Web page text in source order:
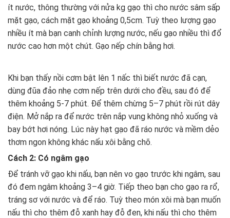
ít nước, thông thường với nửa kg gạo thì cho nước sâm sấp
mặt gạo, cách mặt gạo khoảng 0,5cm. Tuỳ theo lượng gạo
nhiều ít mà bạn canh chỉnh lượng nước, nếu gạo nhiều thì đổ
nước cao hơn một chút. Gạo nếp chín bằng hơi.
Khi bạn thấy nồi cơm bật lên 1 nấc thì biết nước đã cạn,
dùng đũa đảo nhẹ cơm nếp trên dưới cho đều, sau đó để
thêm khoảng 5-7 phút. Để thêm chừng 5–7 phút rồi rút dây
điện. Mở nắp ra để nước trên nắp vung không nhỏ xuống và
bay bớt hơi nóng. Lúc này hạt gạo đã ráo nước và mềm dẻo
thơm ngon không khác nấu xôi bằng chõ.
Cách 2: Có ngâm gạo
Để tránh vỡ gạo khi nấu, bạn nên vo gạo trước khi ngâm, sau
đó đem ngâm khoảng 3–4 giờ. Tiếp theo bạn cho gạo ra rổ,
tráng sơ với nước và để ráo. Tuỳ theo món xôi mà bạn muốn
nấu thì cho thêm đỗ xanh hay đỗ đen, khi nấu thì cho thêm